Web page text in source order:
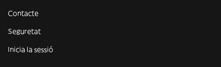
Contacte
Seguretat
Inicia la sessió